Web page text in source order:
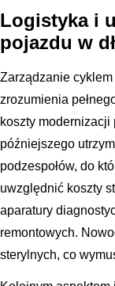
Logistyka i
pojazdu w
Zarządzanie
zrozumienia
koszty
późniejszego
podzespołów, do
uwzględnić koszty
aparatury
remontowych.
sterylnych, co